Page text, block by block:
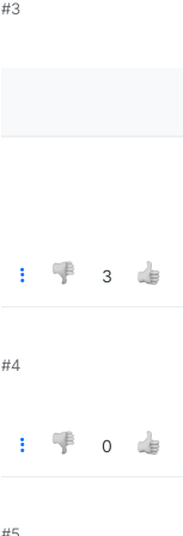
#3
3
#4
0